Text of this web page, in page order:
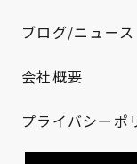
ブログ/ニュース
会社概要
プライバシーポ